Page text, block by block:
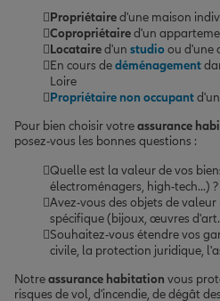
Propriétaired'une maison
Copropriétaired'un
Locataired'un studioou d'une
En cours dedéménagement
Loire
Propriétaire non occupant
Pour bien choisir votreassurance
posez-vous les bonnes questions :
Quelle est la valeur de vos
électroménagers, high-tech...) ?
Avez-vous des objets de
spécifique (bijoux, œuvres
Souhaitez-vous étendre vos
civile, la protection juridique,
Notreassurance habitation vous
risques de vol, d'incendie, de dégât